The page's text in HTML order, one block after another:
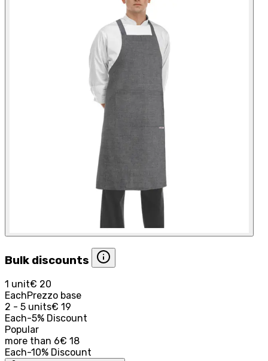
Bulk discounts
1 unit€ 20
EachPrezzo base
2 - 5 units€ 19
Each-5% Discount
Popular
more than 6€ 18
Each-10% Discount